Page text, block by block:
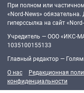
При полном или
«Nord-News»
гиперссылка на сайт
Учредитель — ООО «ИКС-
1035100155133
Главный редактор —
О нас
Редакционная
конфиденциальности